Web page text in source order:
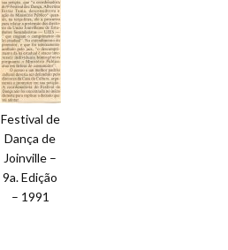
Festival de
Dança de
Joinville –
9a. Edição
– 1991